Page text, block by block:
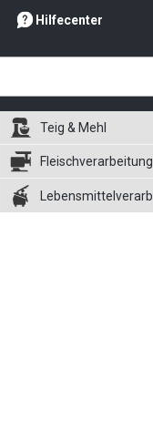
Hilfecenter
Teig & Mehl
Fleischverarbeitung